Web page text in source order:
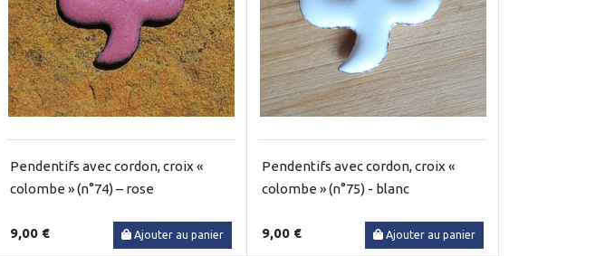
Pendentifs avec cordon, croix «
colombe » (n°74) – rose
9,00 € Ajouter au panier
Pendentifs avec cordon, croix «
colombe » (n°75) - blanc
9,00 € Ajouter au panier